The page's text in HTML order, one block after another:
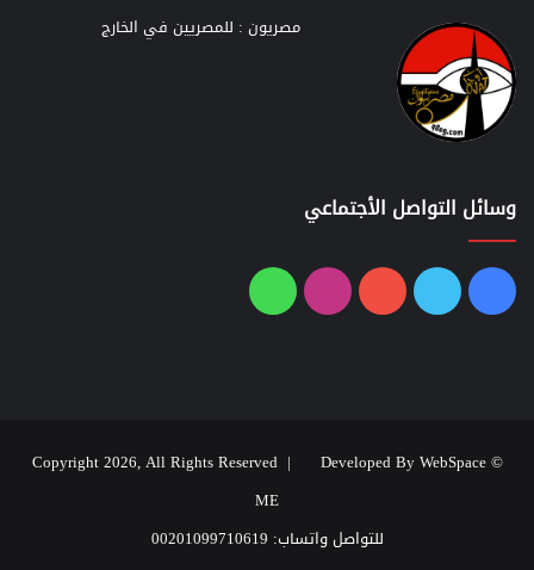
مصريون : للمصريين في الخارج
وسائل التواصل الأجتماعي
فيسبوك
تويتر يوتيوبانستقرامواتساب
© Copyright 2026, All Rights Reserved |
Developed By WebSpace
ME
للتواصل واتساب: 00201099710619